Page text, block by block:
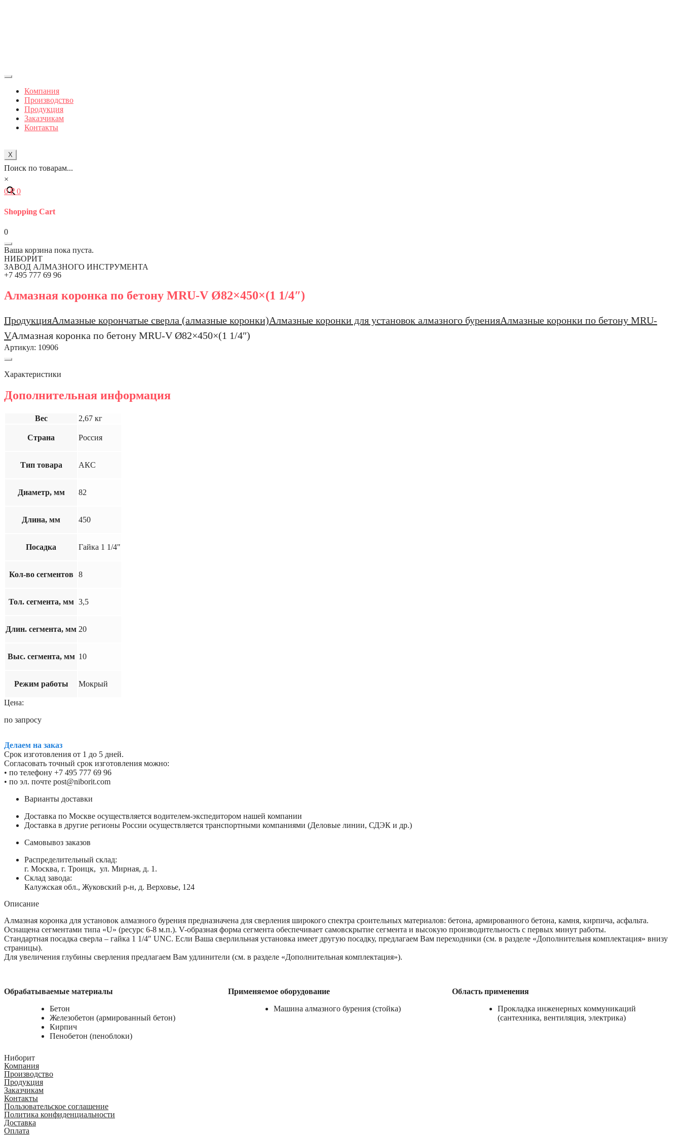
Компания
Производство
Продукция
Заказчикам
Контакты
X
Поиск по товарам...
×
0₽ 0
Shopping Cart
0
Ваша корзина пока пуста.
НИБОРИТ
ЗАВОД АЛМАЗНОГО ИНСТРУМЕНТА
+7 495 777 69 96
Алмазная коронка по бетону MRU-V Ø82×450×(1 1/4″)
ПродукцияАлмазные корончатые сверла (алмазные коронки)Алмазные коронки для установок алмазного буренияАлмазные коронки по бетону MRU-
VАлмазная коронка по бетону MRU-V Ø82×450×(1 1/4″)
Артикул: 10906
Характеристики
Дополнительная информация
Вес 2,67 кг
Страна Россия
Тип товара АКС
Диаметр, мм 82
Длина, мм 450
Посадка Гайка 1 1/4"
Кол-во сегментов 8
Тол. сегмента, мм 3,5
Длин. сегмента, мм 20
Выс. сегмента, мм 10
Режим работы Мокрый
Цена:
по запросу
Делаем на заказ
Срок изготовления от 1 до 5 дней.
Согласовать точный срок изготовления можно:
• по телефону +7 495 777 69 96
• по эл. почте post@niborit.com
Варианты доставки
Доставка по Москве осуществляется водителем-экспедитором нашей компании
Доставка в другие регионы России осуществляется транспортными компаниями (Деловые линии, СДЭК и др.)
Самовывоз заказов
Распределительный склад:
г. Москва, г. Троицк, ул. Мирная, д. 1.
Склад завода:
Калужская обл., Жуковский р-н, д. Верховье, 124
Описание
Алмазная коронка для установок алмазного бурения предназначена для сверления широкого спектра сроительных материалов: бетона, армированного бетона, камня, кирпича, асфальта.
Оснащена сегментами типа «U» (ресурс 6-8 м.п.). V-образная форма сегмента обеспечивает самовскрытие сегмента и высокую производительность с первых минут работы.
Стандартная посадка сверла – гайка 1 1/4″ UNC. Если Ваша сверлильная установка имеет другую посадку, предлагаем Вам переходники (см. в разделе «Дополнительня комплектация» внизу
страницы).
Для увеличения глубины сверления предлагаем Вам удлинители (см. в разделе «Дополнительная комплектация»).
Обрабатываемые материалы
Бетон
Железобетон (армированный бетон)
Кирпич
Пенобетон (пеноблоки)
Применяемое оборудование
Машина алмазного бурения (стойка)
Область применения
Прокладка инженерных коммуникаций
(сантехника, вентиляция, электрика)
Ниборит
Компания
Производство
Продукция
Заказчикам
Контакты
Пользовательское соглашение
Политика конфиденциальности
Доставка
Оплата